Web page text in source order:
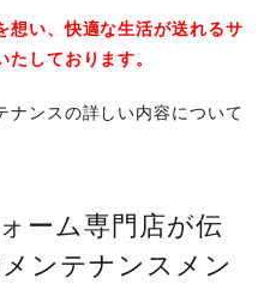
想い、快適な生活が送れるサ
たしております。
ナンスの詳しい内容について
ーム専門店が伝
ンテナンスメン